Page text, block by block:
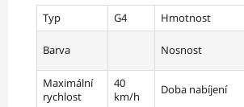
Typ G4 Hmotnost
Barva Nosnost
Maximální
rychlost
40
km/h
Doba nabíjení